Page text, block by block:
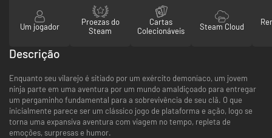
Um jogador
Proezas do
Steam
Cartas
Colecionáveis
Steam Cloud
Descrição
Enquanto seu vilarejo é sitiado por um exército demoníaco, um jovem
ninja parte em uma aventura por um mundo amaldiçoado para entregar
um pergaminho fundamental para a sobrevivência de seu clã. O que
inicialmente parece ser um clássico jogo de plataforma e ação, logo se
torna uma expansiva aventura com viagem no tempo, repleta de
emoções, surpresas e humor.